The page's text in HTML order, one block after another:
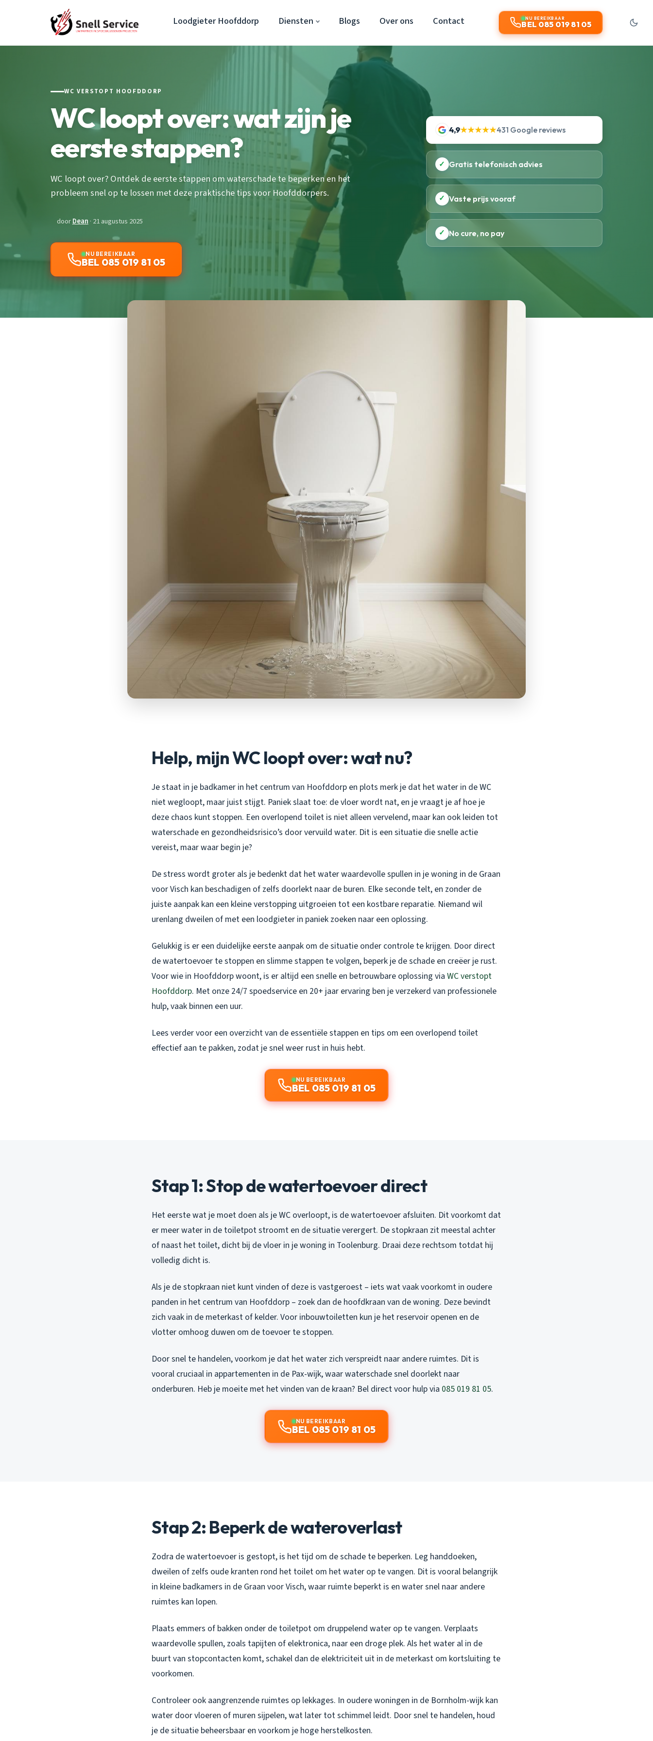
Loodgieter Hoofddorp Diensten Blogs Over ons Contact NU BEREIKBAAR
BEL 085 019 81 05
WC VERSTOPT HOOFDDORP
WC loopt over: wat zijn je
eerste stappen?
WC loopt over? Ontdek de eerste stappen om waterschade te beperken en het
probleem snel op te lossen met deze praktische tips voor Hoofddorpers.
doorDean · 21 augustus 2025
NU BEREIKBAAR
BEL 085 019 81 05
4,9★★★★★431 Google reviews
✓ Gratis telefonisch advies
✓ Vaste prijs vooraf
✓ No cure, no pay
Help, mijn WC loopt over: wat nu?
Je staat in je badkamer in het centrum van Hoofddorp en plots merk je dat het water in de WC
niet wegloopt, maar juist stijgt. Paniek slaat toe: de vloer wordt nat, en je vraagt je af hoe je
deze chaos kunt stoppen. Een overlopend toilet is niet alleen vervelend, maar kan ook leiden tot
waterschade en gezondheidsrisico’s door vervuild water. Dit is een situatie die snelle actie
vereist, maar waar begin je?
De stress wordt groter als je bedenkt dat het water waardevolle spullen in je woning in de Graan
voor Visch kan beschadigen of zelfs doorlekt naar de buren. Elke seconde telt, en zonder de
juiste aanpak kan een kleine verstopping uitgroeien tot een kostbare reparatie. Niemand wil
urenlang dweilen of met een loodgieter in paniek zoeken naar een oplossing.
Gelukkig is er een duidelijke eerste aanpak om de situatie onder controle te krijgen. Door direct
de watertoevoer te stoppen en slimme stappen te volgen, beperk je de schade en creëer je rust.
Voor wie in Hoofddorp woont, is er altijd een snelle en betrouwbare oplossing via WC verstopt
Hoofddorp. Met onze 24/7 spoedservice en 20+ jaar ervaring ben je verzekerd van professionele
hulp, vaak binnen een uur.
Lees verder voor een overzicht van de essentiële stappen en tips om een overlopend toilet
effectief aan te pakken, zodat je snel weer rust in huis hebt.
NU BEREIKBAAR
BEL 085 019 81 05
Stap 1: Stop de watertoevoer direct
Het eerste wat je moet doen als je WC overloopt, is de watertoevoer afsluiten. Dit voorkomt dat
er meer water in de toiletpot stroomt en de situatie verergert. De stopkraan zit meestal achter
of naast het toilet, dicht bij de vloer in je woning in Toolenburg. Draai deze rechtsom totdat hij
volledig dicht is.
Als je de stopkraan niet kunt vinden of deze is vastgeroest – iets wat vaak voorkomt in oudere
panden in het centrum van Hoofddorp – zoek dan de hoofdkraan van de woning. Deze bevindt
zich vaak in de meterkast of kelder. Voor inbouwtoiletten kun je het reservoir openen en de
vlotter omhoog duwen om de toevoer te stoppen.
Door snel te handelen, voorkom je dat het water zich verspreidt naar andere ruimtes. Dit is
vooral cruciaal in appartementen in de Pax-wijk, waar waterschade snel doorlekt naar
onderburen. Heb je moeite met het vinden van de kraan? Bel direct voor hulp via 085 019 81 05.
NU BEREIKBAAR
BEL 085 019 81 05
Stap 2: Beperk de wateroverlast
Zodra de watertoevoer is gestopt, is het tijd om de schade te beperken. Leg handdoeken,
dweilen of zelfs oude kranten rond het toilet om het water op te vangen. Dit is vooral belangrijk
in kleine badkamers in de Graan voor Visch, waar ruimte beperkt is en water snel naar andere
ruimtes kan lopen.
Plaats emmers of bakken onder de toiletpot om druppelend water op te vangen. Verplaats
waardevolle spullen, zoals tapijten of elektronica, naar een droge plek. Als het water al in de
buurt van stopcontacten komt, schakel dan de elektriciteit uit in de meterkast om kortsluiting te
voorkomen.
Controleer ook aangrenzende ruimtes op lekkages. In oudere woningen in de Bornholm-wijk kan
water door vloeren of muren sijpelen, wat later tot schimmel leidt. Door snel te handelen, houd
je de situatie beheersbaar en voorkom je hoge herstelkosten.